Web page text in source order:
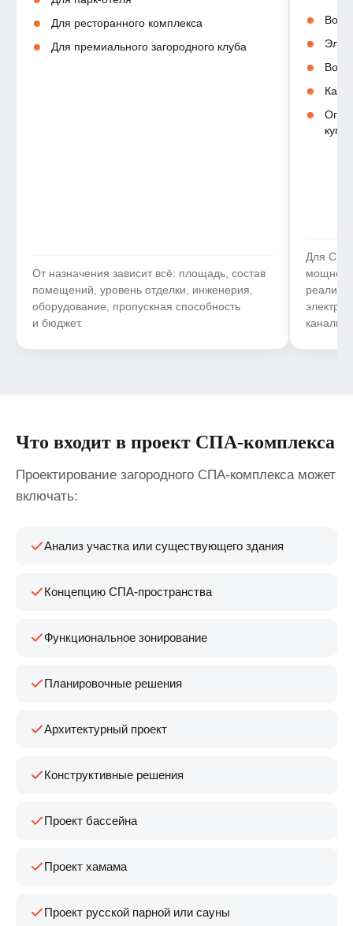
Для ресторанного комплекса
Для премиального загородного клуба
От назначения зависит всё: площадь, состав
помещений, уровень отделки, инженерия,
оборудование, пропускная способность
и бюджет.
Для СПА
Что входит в проект СПА-комплекса
Проектирование загородного СПА-комплекса может
включать:
Анализ участка или существующего здания
Концепцию СПА-пространства
Функциональное зонирование
Планировочные решения
Архитектурный проект
Конструктивные решения
Проект бассейна
Проект хамама
Проект русской парной или сауны